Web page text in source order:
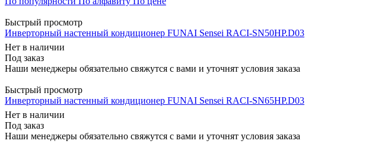
Быстрый просмотр
Инверторный настенный кондиционер FUNAI Sensei RACI-SN50HP.D03
Нет в наличии
Под заказ
Наши менеджеры обязательно свяжутся с вами и уточнят условия заказа
Быстрый просмотр
Инверторный настенный кондиционер FUNAI Sensei RACI-SN65HP.D03
Нет в наличии
Под заказ
Наши менеджеры обязательно свяжутся с вами и уточнят условия заказа